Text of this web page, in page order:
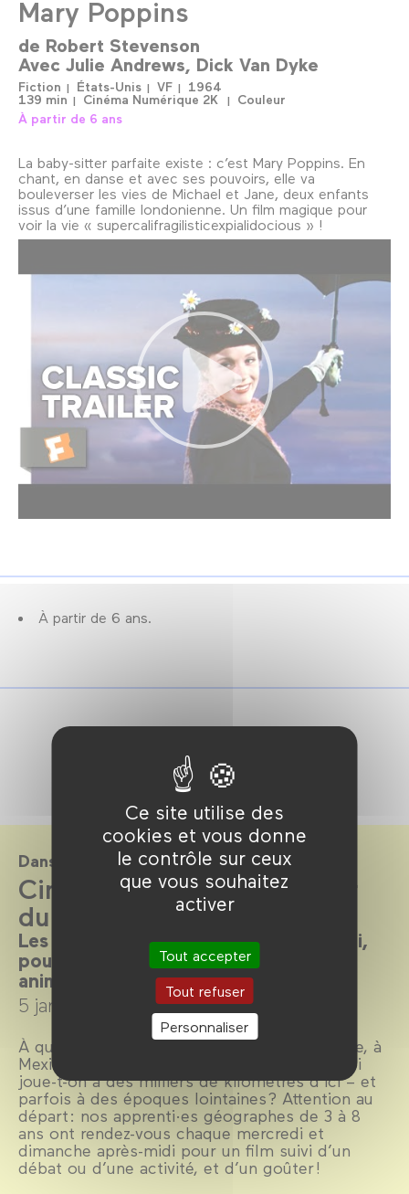
Ce site utilise des
cookies et vous donne
le contrôle sur ceux
que vous souhaitez
activer
Tout accepter
Tout refuser
Personnaliser
Mary Poppins
de Robert Stevenson
Avec Julie Andrews Dick Van Dyke
Fiction États-Unis VF
1964
139 min
Cinéma Numérique 2K
Couleur
À partir de 6 ans
La baby-sitter parfaite existe : c’est Mary Poppins. En
chant, en danse et avec ses pouvoirs, elle va
bouleverser les vies de Michael et Jane, deux enfants
issus d’une famille londonienne. Un film magique pour
voir la vie « supercalifragilisticexpialidocious » !
À partir de 6 ans.
Dans le cadre de
CinéKids : Enfances autour
du monde
Les mercredis et dimanches après-midi,
pour les enfants de 3 à 8 ans. Film,
animation, goûter.
5 janvier →
30 mars 2025
À quoi ressemble la vie des enfants à Prague, à
Mexico ou à Alep ? Que mange-t-on et à quoi
joue-t-on à des milliers de kilomètres d’ici – et
parfois à des époques lointaines ? Attention au
départ : nos apprenti·es géographes de 3 à 8
ans ont rendez-vous chaque mercredi et
dimanche après-midi pour un film suivi d’un
débat ou d’une activité, et d’un goûter !